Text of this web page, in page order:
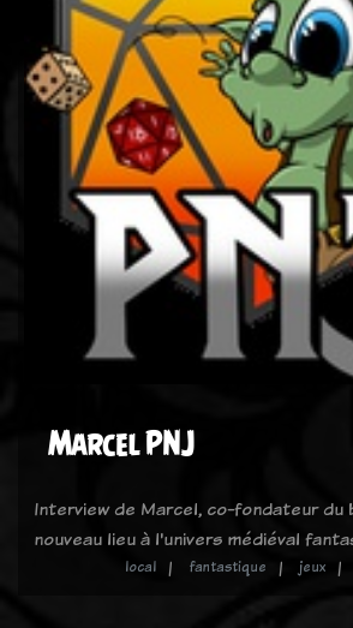
Marcel PNJ
Interview de Marcel, co-fondateur du
nouveau lieu à l'univers médiéval
local fantastique jeux